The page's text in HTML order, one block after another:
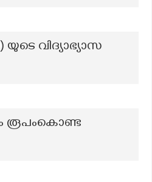
യുടെ വിദ്യാഭ്യാസ
രൂപംകൊണ്ട